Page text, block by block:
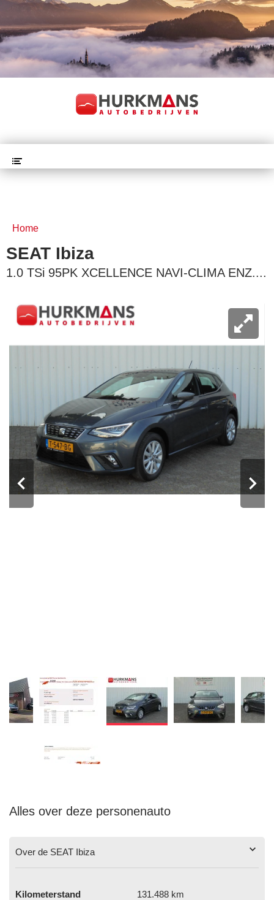
Home
SEAT Ibiza
1.0 TSi 95PK XCELLENCE NAVI-CLIMA ENZ....
Alles over deze personenauto
Over de SEAT Ibiza
Kilometerstand 131.488 km